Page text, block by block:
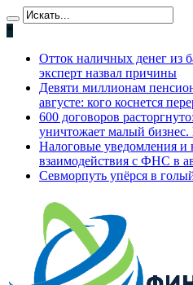
*
Отток наличных денег из
эксперт назвал причины
Девяти миллионам
августе: кого коснется
600 договоров
уничтожает малый
Налоговые уведомления и
взаимодействия с ФНС в
Севморпуть упёрся в